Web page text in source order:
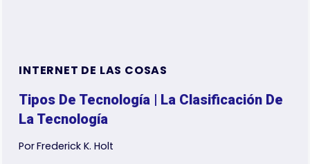
INTERNET DE LAS COSAS
Tipos De Tecnología | La Clasificación De
La Tecnología
PorFrederick K. Holt